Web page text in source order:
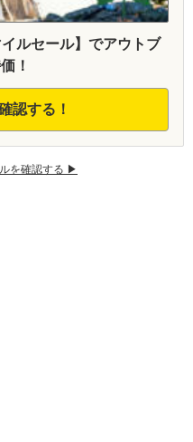
ルセール】でアウトブ
！
認する！
を確認する ▶︎